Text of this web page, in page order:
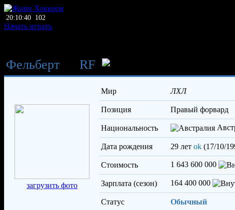
20:10:40 102
Начать играть
Фельберт RF
загрузить фото
Мир ЛХЛ
Позиция правый форвард
Национальность
Дата рождения 29 лет ok (17/10/
Стоимость 1 643 600 000
Зарплата (сезон) 164 400 000
Статус Обычный